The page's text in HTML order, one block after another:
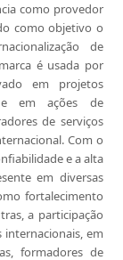
como provedor
como objetivo o
de
é usada por
em projetos
em ações de
de serviços
Com o
e a alta
em diversas
fortalecimento
a participação
internacionais, em
formadores de